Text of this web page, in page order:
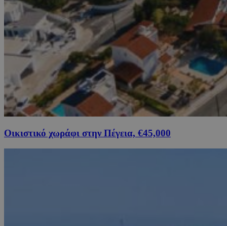
Οικιστικό χωράφι στην Πέγεια, €45,000